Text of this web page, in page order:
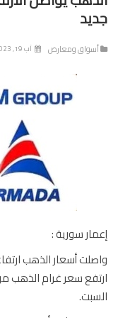
ومعارض آب 19, 2023
سورية :
أسعار الذهب